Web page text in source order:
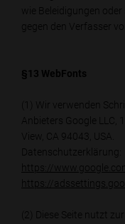
wie Beleidigungen
gegen den Verfasser
§13 WebFonts
(1) Wir verwenden
Anbieters Google LLC,
View, CA 94043, USA.
Datenschutzerklärung:
https://
https://
(2) Diese Seite nutzt